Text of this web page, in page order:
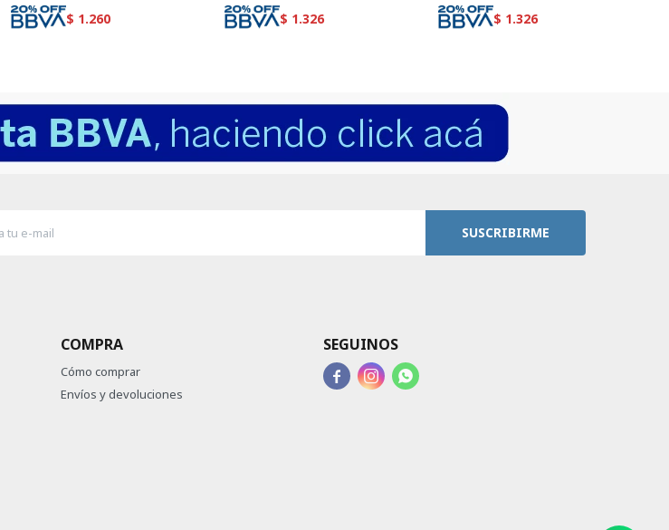
$ 1.260 $ 1.326 $ 1.326
SUSCRIBIRME
COMPRA
Cómo comprar
Envíos y devoluciones
SEGUINOS
  